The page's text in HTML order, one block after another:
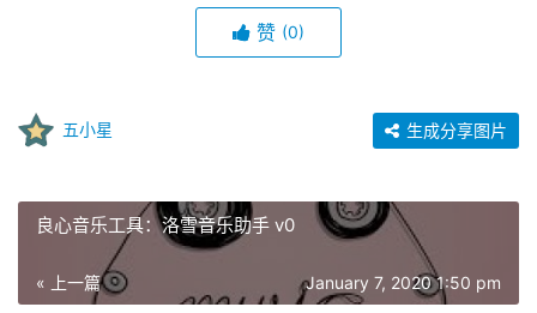
赞 (0)
五小星 生成分享图片
良心音乐工具：洛雪音乐助手 v0
« 上一篇 January 7, 2020 1:50 pm